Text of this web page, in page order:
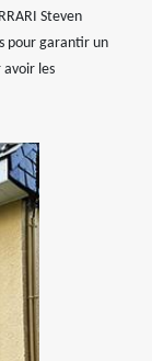
Steven
pour garantir un
les